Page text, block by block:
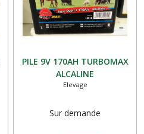
PILE 9V 170AH TURBOMAX
ALCALINE
Elevage
Sur demande